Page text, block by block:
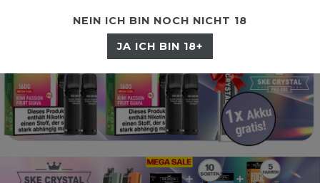
NEIN ICH BIN NOCH NICHT 18
JA ICH BIN 18+